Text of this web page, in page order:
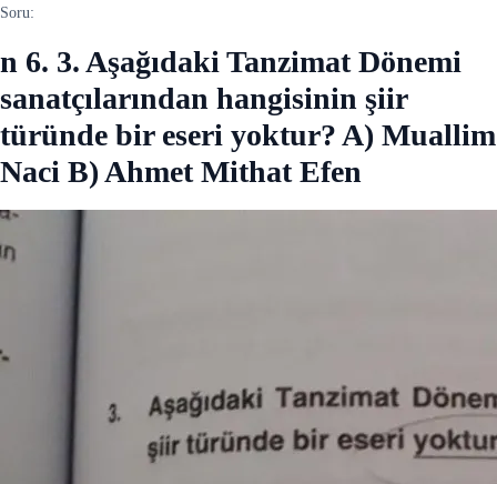
Soru:
n 6. 3. Aşağıdaki Tanzimat Dönemi
sanatçılarından hangisinin şiir
türünde bir eseri yoktur? A) Muallim
Naci B) Ahmet Mithat Efen